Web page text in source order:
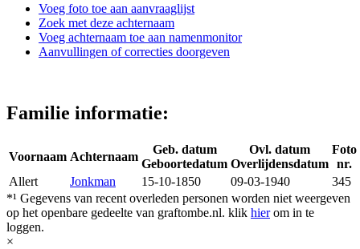
Voeg foto toe aan aanvraaglijst
Zoek met deze achternaam
Voeg achternaam toe aan namenmonitor
Aanvullingen of correcties doorgeven
Familie informatie:
Voornaam Achternaam
Geb. datum
Geboortedatum
Ovl. datum
Overlijdensdatum
Foto
nr.
Allert
Jonkman 15-10-1850 09-03-1940
345
*¹ Gegevens van recent overleden personen worden niet weergeven
op het openbare gedeelte van graftombe.nl. klik hierom in te
loggen.
×